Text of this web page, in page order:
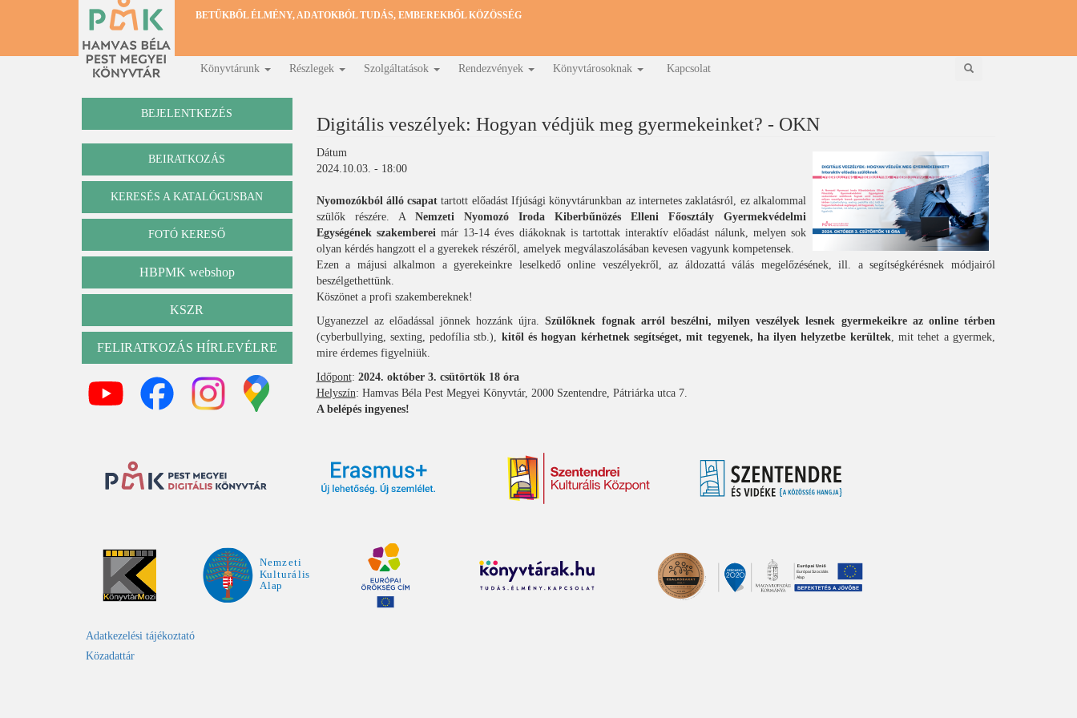
BETŰKBŐL ÉLMÉNY, ADATOKBÓL TUDÁS, EMBEREKBŐL KÖZÖSSÉG
Fő
navigáció
Könyvtárunk Részlegek Szolgáltatások Rendezvények Könyvtárosoknak Kapcsolat Keresés
BEJELENTKEZÉS
BEIRATKOZÁS
Katalógus
KERESÉS A KATALÓGUSBAN
FOTÓ KERESŐ
HBPMK webshop
KSZR
FELIRATKOZÁS HÍRLEVÉLRE
Digitális veszélyek: Hogyan védjük meg gyermekeinket? - OKN
Dátum
2024.10.03. - 18:00
Nyomozókból álló csapat tartott előadást Ifjúsági könyvtárunkban az internetes zaklatásról, ez alkalommal
szülők részére. A Nemzeti Nyomozó Iroda Kiberbűnözés Elleni Főosztály Gyermekvédelmi
Egységének szakembereimár 13-14 éves diákoknak is tartottak interaktív előadást nálunk, melyen sok
olyan kérdés hangzott el a gyerekek részéről, amelyek megválaszolásában kevesen vagyunk kompetensek.
Ezen a májusi alkalmon a gyerekeinkre leselkedő online veszélyekről, az áldozattá válás megelőzésének, ill. a segítségkérésnek módjairól
beszélgethettünk.
Köszönet a profi szakembereknek!
Ugyanezzel az előadással jönnek hozzánk újra.Szülőknek fognak arról beszélni, milyen veszélyek lesnek gyermekeikre az online térben
(cyberbullying, sexting, pedofília stb.), kitől és hogyan kérhetnek segítséget, mit tegyenek, ha ilyen helyzetbe kerültek, mit tehet a gyermek,
mire érdemes figyelniük.
Időpont: 2024. október 3. csütörtök 18 óra
Helyszín: Hamvas Béla Pest Megyei Könyvtár, 2000 Szentendre, Pátriárka utca 7.
A belépés ingyenes!
Adatkezelési tájékoztató
Közadattár